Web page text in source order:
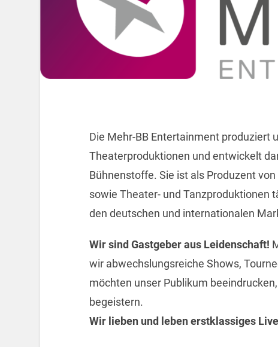
Die Mehr-BB Entertainment produziert
Theaterproduktionen und entwickelt
Bühnenstoffe. Sie ist als Produzent
sowie Theater- und Tanzproduktionen
den deutschen und internationalen
Wir sind Gastgeber aus Leidenschaft!
wir abwechslungsreiche Shows,
möchten unser Publikum
begeistern.
Wir lieben und leben erstklassiges